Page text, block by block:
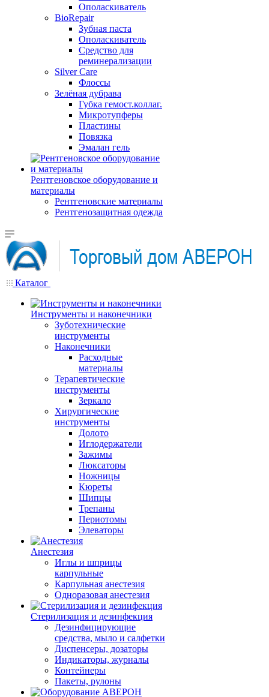
Ополаскиватель
BioRepair
Зубная паста
Ополаскиватель
Средство для
реминерализации
Silver Care
Флоссы
Зелёная дубрава
Губка гемост.коллаг.
Микротупферы
Пластины
Повязка
Эмалан гель
Рентгеновское оборудование и
материалы
Рентгеновские материалы
Рентгенозащитная одежда
Каталог
Инструменты и наконечники
Зуботехнические
инструменты
Наконечники
Расходные
материалы
Терапевтические
инструменты
Зеркало
Хирургические
инструменты
Долото
Иглодержатели
Зажимы
Люксаторы
Ножницы
Кюреты
Шипцы
Трепаны
Периотомы
Элеваторы
Анестезия
Иглы и шприцы
карпульные
Карпульная анестезия
Одноразовая анестезия
Стерилизация и дезинфекция
Дезинфицирующие
средства, мыло и салфетки
Диспенсеры, дозаторы
Индикаторы, журналы
Контейнеры
Пакеты, рулоны